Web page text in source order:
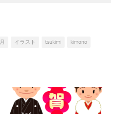
イラスト tsukimi kimono